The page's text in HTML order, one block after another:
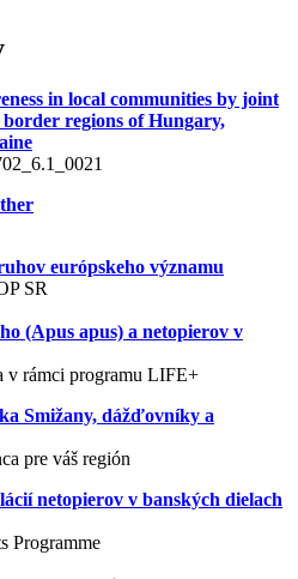
in local communities by joint
regions of Hungary,
európskeho významu
SR
(Apus apus) a netopierov v
v rámci programu LIFE+
Smižany, dážďovníky a
pre váš región
netopierov v banských dielach
Programme